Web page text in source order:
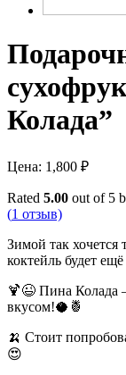
Колада”
Цена: 1,800 ₽
Rated 5.00 out of 5
(1 отзыв)
Зимой так
коктейль будет
🍹😉 Пина Колада
вкусом!🥥🍍
🍌 Стоит
😍